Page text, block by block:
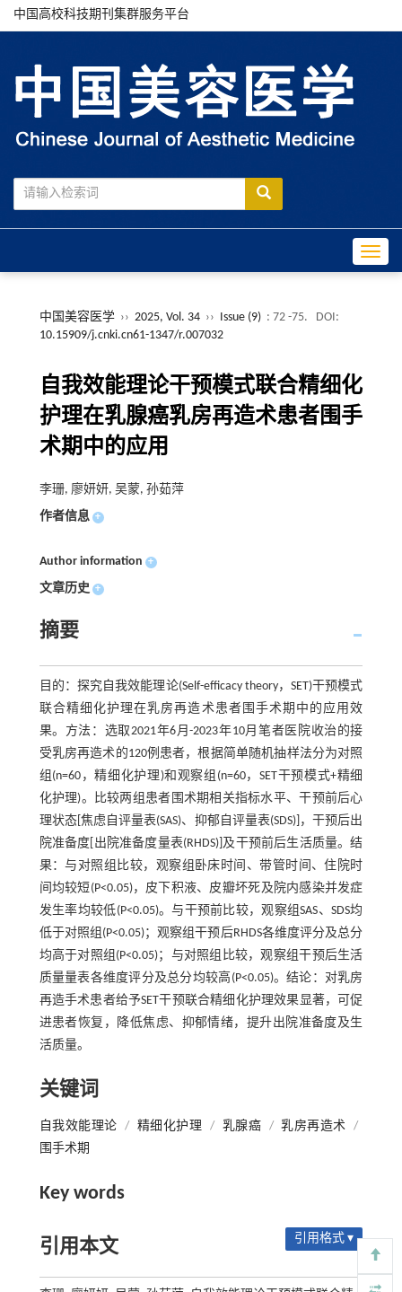
中国高校科技期刊集群服务平台
中国美容医学 ›› 2025, Vol. 34 ›› Issue (9) : 72 -75.
DOI:
10.15909/j.cnki.cn61-1347/r.007032
自我效能理论干预模式联合精细化
护理在乳腺癌乳房再造术患者围手
术期中的应用
李珊, 廖妍妍, 吴蒙, 孙茹萍
作者信息 +
Author information +
文章历史 +
摘要
目的：探究自我效能理论(Self-efficacy theory，SET)干预模式
联合精细化护理在乳房再造术患者围手术期中的应用效
果。方法：选取2021年6月-2023年10月笔者医院收治的接
受乳房再造术的120例患者，根据简单随机抽样法分为对照
组(n=60，精细化护理)和观察组(n=60，SET干预模式+精细
化护理)。比较两组患者围术期相关指标水平、干预前后心
理状态[焦虑自评量表(SAS)、抑郁自评量表(SDS)]，干预后出
院准备度[出院准备度量表(RHDS)]及干预前后生活质量。结
果：与对照组比较，观察组卧床时间、带管时间、住院时
间均较短(P<0.05)，皮下积液、皮瓣坏死及院内感染并发症
发生率均较低(P<0.05)。与干预前比较，观察组SAS、SDS均
低于对照组(P<0.05)；观察组干预后RHDS各维度评分及总分
均高于对照组(P<0.05)；与对照组比较，观察组干预后生活
质量量表各维度评分及总分均较高(P<0.05)。结论：对乳房
再造手术患者给予SET干预联合精细化护理效果显著，可促
进患者恢复，降低焦虑、抑郁情绪，提升出院准备度及生
活质量。
关键词
自我效能理论 / 精细化护理 / 乳腺癌 / 乳房再造术
/
围手术期
Key words
引用本文 引用格式 ▾